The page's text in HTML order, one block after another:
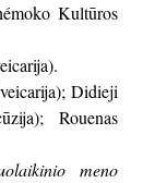
Kultūros
Didieji
Rouenas
meno